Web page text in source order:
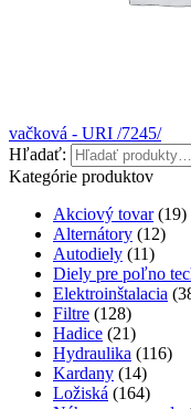
vačková - URI /7245/
Hľadať:
Kategórie produktov
Akciový tovar (19)
Alternátory (12)
Autodiely (11)
Diely pre poľno
Elektroinštalacia
Filtre (128)
Hadice (21)
Hydraulika (116)
Kardany (14)
Ložiská (164)